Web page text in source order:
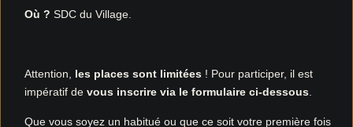
Où ? SDC du Village.
Attention, les places sont limitées ! Pour participer, il est
impératif de vous inscrire via le formulaire ci-dessous
Que vous soyez un habitué ou que ce soit votre première fois